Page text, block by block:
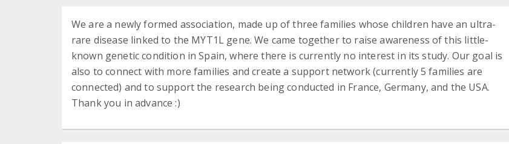
We are a newly formed association, made up of three families whose children have an ultra-
rare disease linked to the MYT1L gene. We came together to raise awareness of this little-
known genetic condition in Spain, where there is currently no interest in its study. Our goal is
also to connect with more families and create a support network (currently 5 families are
connected) and to support the research being conducted in France, Germany, and the USA.
Thank you in advance :)